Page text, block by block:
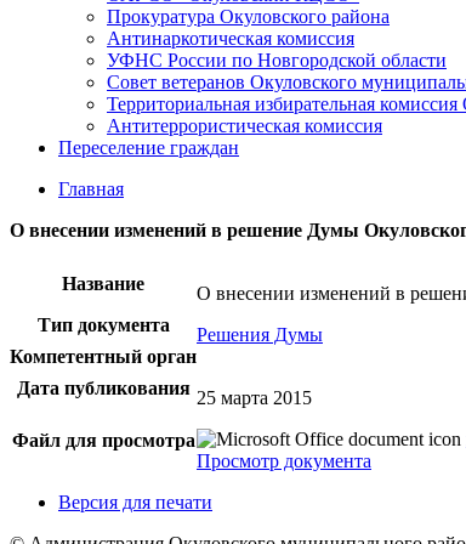
Прокуратура Окуловского района
Антинаркотическая комиссия
УФНС России по Новгородской области
Совет ветеранов Окуловского
Территориальная избирательная
Антитеррористическая комиссия
Переселение граждан
Главная
О внесении изменений в решение Думы
Название
О внесении изменений в
Тип документа
Решения Думы
Компетентный орган
Дата публикования 25 марта 2015
Файл для просмотра
Просмотр документа
Версия для печати